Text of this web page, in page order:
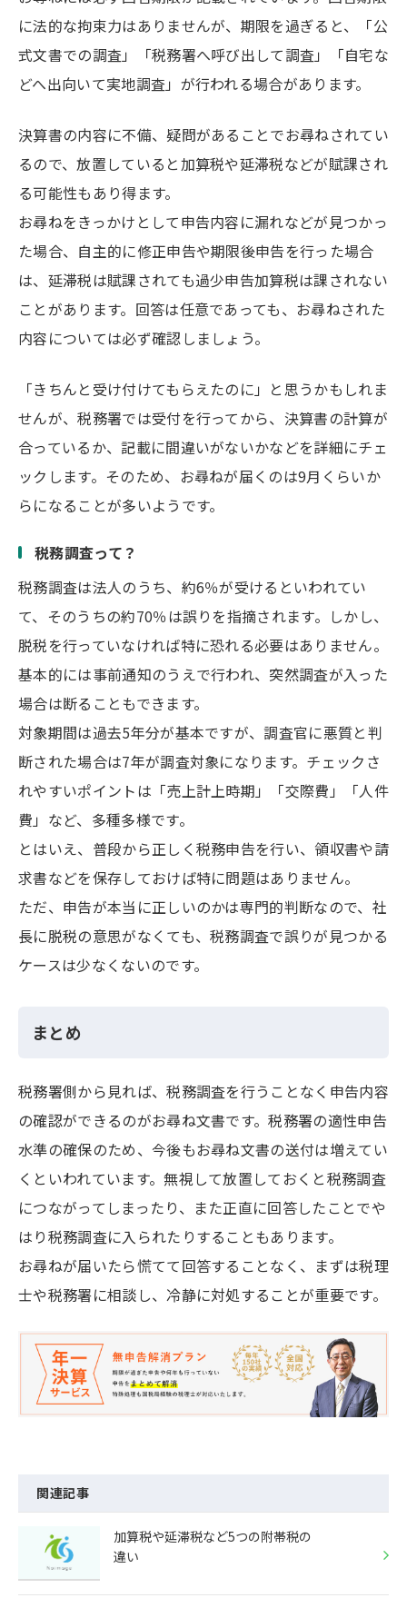
に法的な拘束力はありませんが、期限を過ぎると、「公
式文書での調査」「税務署へ呼び出して調査」「自宅な
どへ出向いて実地調査」が行われる場合があります。
決算書の内容に不備、疑問があることでお尋ねされてい
るので、放置していると加算税や延滞税などが賦課され
る可能性もあり得ます。
お尋ねをきっかけとして申告内容に漏れなどが見つかっ
た場合、自主的に修正申告や期限後申告を行った場合
は、延滞税は賦課されても過少申告加算税は課されない
ことがあります。回答は任意であっても、お尋ねされた
内容については必ず確認しましょう。
「きちんと受け付けてもらえたのに」と思うかもしれま
せんが、税務署では受付を行ってから、決算書の計算が
合っているか、記載に間違いがないかなどを詳細にチェ
ックします。そのため、お尋ねが届くのは9月くらいか
らになることが多いようです。
税務調査って？
税務調査は法人のうち、約6％が受けるといわれてい
て、そのうちの約70％は誤りを指摘されます。しかし、
脱税を行っていなければ特に恐れる必要はありません。
基本的には事前通知のうえで行われ、突然調査が入った
場合は断ることもできます。
対象期間は過去5年分が基本ですが、調査官に悪質と判
断された場合は7年が調査対象になります。チェックさ
れやすいポイントは「売上計上時期」「交際費」「人件
費」など、多種多様です。
とはいえ、普段から正しく税務申告を行い、領収書や請
求書などを保存しておけば特に問題はありません。
ただ、申告が本当に正しいのかは専門的判断なので、社
長に脱税の意思がなくても、税務調査で誤りが見つかる
ケースは少なくないのです。
まとめ
税務署側から見れば、税務調査を行うことなく申告内容
の確認ができるのがお尋ね文書です。税務署の適性申告
水準の確保のため、今後もお尋ね文書の送付は増えてい
くといわれています。無視して放置しておくと税務調査
につながってしまったり、また正直に回答したことでや
はり税務調査に入られたりすることもあります。
お尋ねが届いたら慌てて回答することなく、まずは税理
士や税務署に相談し、冷静に対処することが重要です。
関連記事
加算税や延滞税など5つの附帯税の
違い